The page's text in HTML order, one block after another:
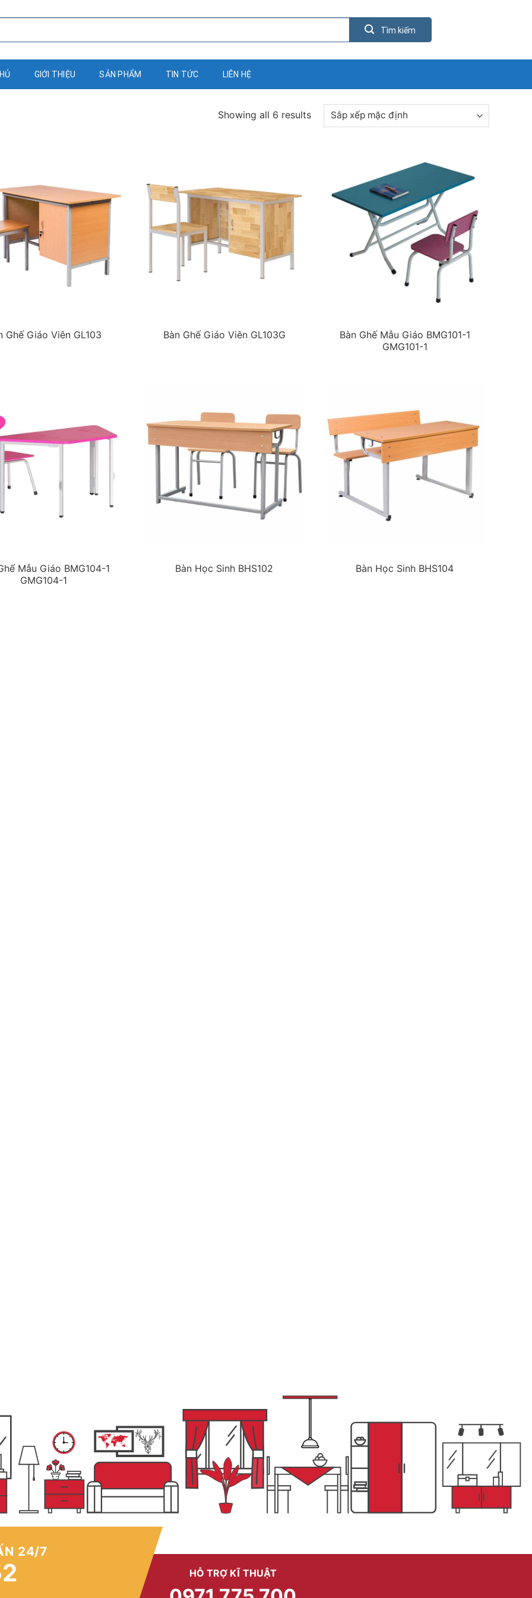
GIỚI THIỆU SẢN PHẨM TIN TỨC LIÊN HỆ
Showing all 6 results
Ghế Giáo Viên GL103 Bàn Ghế Giáo Viên GL103G
Bàn Ghế Mẫu Giáo BMG101-1
GMG101-1
Mẫu Giáo BMG104-1
GMG104-1
Bàn Học Sinh BHS102 Bàn Học Sinh BHS104
24/7
HỖ TRỢ KĨ THUẬT